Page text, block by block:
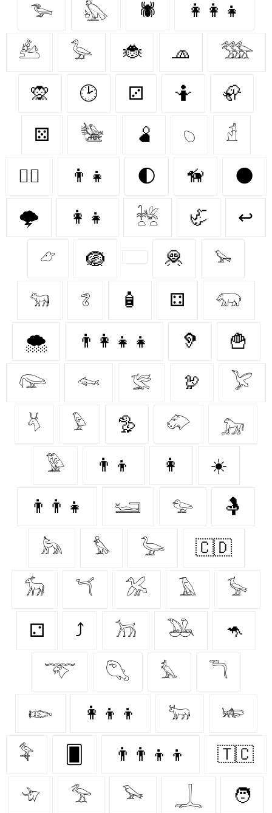
𓅧 𓅽 🕷️ 👩‍👩‍👧
𓃕 𓅭 🐞 🧢 𓅢
🙊 🕑 ⚂ 🤷 🦣
⚄ 𓅋 🫄 𓆇 𓁢
🐕‍🦺 👨‍👧 🌓 🦮 🌑
🌩️ 👩‍👧 𓆥 🦏 ↩
𓃿 🪺 🦧 𓅩
𓃔 𓆂 🧴 ⚃ 𓃯
🌨️ 👨‍👩‍👧‍👧 🦻 🍟
𓅼 𓆜 𓅛 🦃 𓅯
𓄃 𓅱 🦤 𓄁 𓃷
𓅳 👨‍👦 👩‍ ☀️
👨‍👨‍👧 𓆒 𓅰 🤱
𓃦 𓅊 𓅬 🇨🇩
𓃘 𓆔 𓅮 𓄿 𓅚
⚁ ⤴ 𓃡 𓅒 🦘
𓄅 𓆡 𓅘 𓆕
𓆢 👩‍👦‍👦 𓃒 𓆧
𓅝 👨‍👨‍👦‍👦 🇹🇨
𓄀 𓅡 𓅨 𓆆 🧑